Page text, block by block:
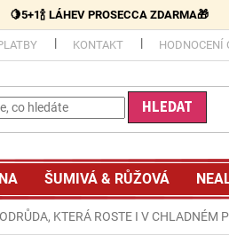
🍋5+1🍾 LÁHEV PROSECCA ZDARMA🎁
KONTAKT HODNOCENÍ
HLEDAT
ŠUMIVÁ & RŮŽOVÁ
KTERÁ ROSTE I V CHLADNÉM